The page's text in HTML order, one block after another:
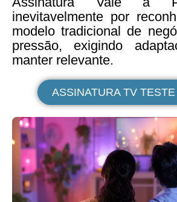
inevitavelmente por
modelo tradicional de
pressão, exigindo
manter relevante.
ASSINATURA TV